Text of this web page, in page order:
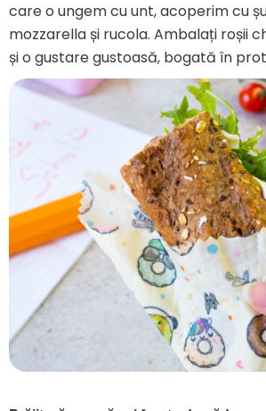
care o ungem cu unt, acoperim cu
mozzarella și rucola. Ambalați roșii
și o gustare gustoasă, bogată în